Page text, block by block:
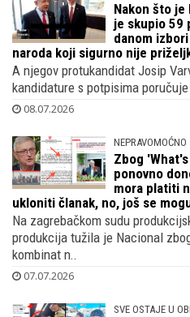
Nakon što je
je skupio 59
danom
naroda koji sigurno nije
A njegov protukandidat Josip
kandidature s potpisima
08.07.2026
NEPRAVOMOĆNO
Zbog
ponovno
mora platiti
ukloniti članak, no, još se
Na zagrebačkom sudu
produkcija tužila je Nacional
kombinat n..
07.07.2026
SVE OSTAJE U